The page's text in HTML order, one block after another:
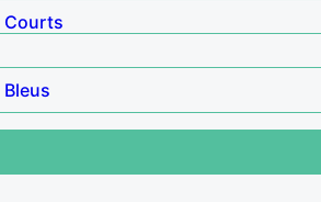
Courts
Bleus